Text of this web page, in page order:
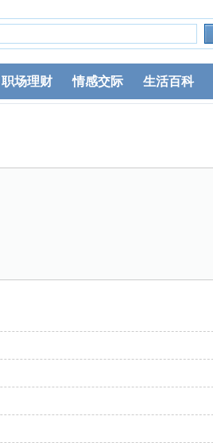
职场理财 情感交际 生活百科